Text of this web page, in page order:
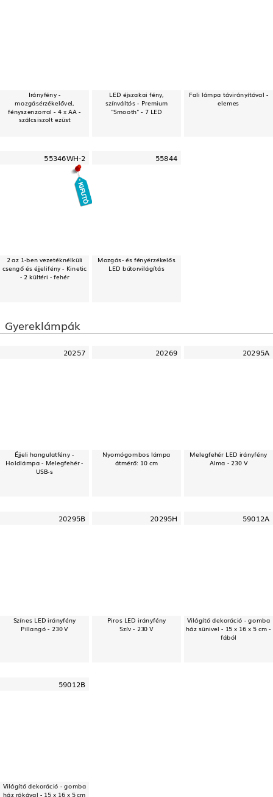
Irányfény -
mozgásérzékelővel,
fényszenzorral - 4 x AA -
szálcsiszolt ezüst
LED éjszakai fény,
színváltós - Premium
"Smooth" - 7 LED
Fali lámpa távirányítóval -
elemes
55346WH-2
2 az 1-ben vezetéknélküli
csengő és éjjelifény - Kinetic
- 2 kültéri - fehér
55844
Mozgás- és fényérzékelős
LED bútorvilágítás
Gyereklámpák
20257
Éjjeli hangulatfény -
Holdlámpa - Melegfehér -
USB-s
20269
Nyomógombos lámpa
átmérő: 10 cm
20295A
Melegfehér LED irányfény
Alma - 230 V
20295B
Színes LED irányfény
Pillangó - 230 V
20295H
Piros LED irányfény
Szív - 230 V
59012A
Világító dekoráció - gomba
ház sünivel - 15 x 16 x 5 cm -
fából
59012B
Világító dekoráció - gomba
ház rókával - 15 x 16 x 5 cm